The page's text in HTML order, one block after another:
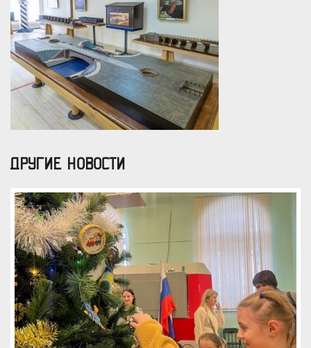
ДРУГИЕ НОВОСТИ